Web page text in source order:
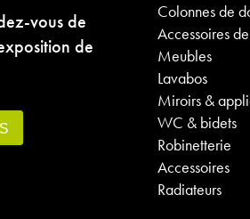
vous de
de
Colonnes de
Accessoires
Meubles
Lavabos
Miroirs &
WC & bidets
Robinetterie
Accessoires
Radiateurs